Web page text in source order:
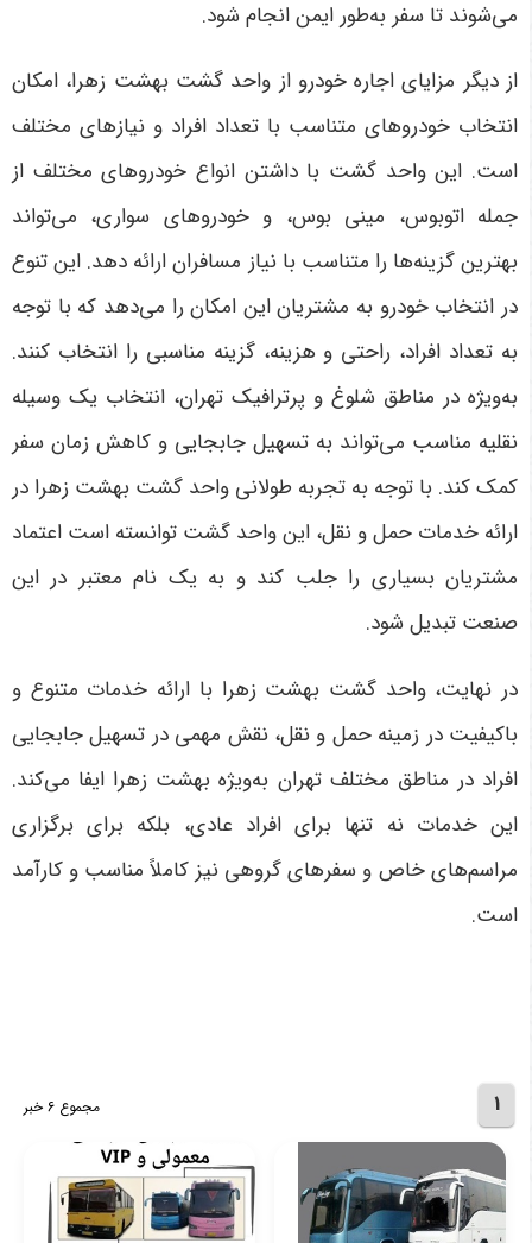
می‌شوند تا سفر به‌طور ایمن انجام شود.
از دیگر مزایای اجاره خودرو از واحد گشت بهشت زهرا، امکان
انتخاب خودروهای متناسب با تعداد افراد و نیازهای مختلف
است. این واحد گشت با داشتن انواع خودروهای مختلف از
جمله اتوبوس، مینی بوس، و خودروهای سواری، می‌تواند
بهترین گزینه‌ها را متناسب با نیاز مسافران ارائه دهد. این تنوع
در انتخاب خودرو به مشتریان این امکان را می‌دهد که با توجه
به تعداد افراد، راحتی و هزینه، گزینه مناسبی را انتخاب کنند.
به‌ویژه در مناطق شلوغ و پرترافیک تهران، انتخاب یک وسیله
نقلیه مناسب می‌تواند به تسهیل جابجایی و کاهش زمان سفر
کمک کند. با توجه به تجربه طولانی واحد گشت بهشت زهرا در
ارائه خدمات حمل و نقل، این واحد گشت توانسته است اعتماد
مشتریان بسیاری را جلب کند و به یک نام معتبر در این
صنعت تبدیل شود.
در نهایت، واحد گشت بهشت زهرا با ارائه خدمات متنوع و
باکیفیت در زمینه حمل و نقل، نقش مهمی در تسهیل جابجایی
افراد در مناطق مختلف تهران به‌ویژه بهشت زهرا ایفا می‌کند.
این خدمات نه تنها برای افراد عادی، بلکه برای برگزاری
مراسم‌های خاص و سفرهای گروهی نیز کاملاً مناسب و کارآمد
است.
1 مجموع 6 خبر